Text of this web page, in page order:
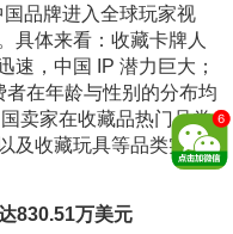
品牌进入全球玩家视
具体来看：收藏卡牌人
速，中国 IP 潜力巨大；
在年龄与性别的分布均
卖家在收藏品热门品类
及收藏玩具等品类实现
830.51万美元